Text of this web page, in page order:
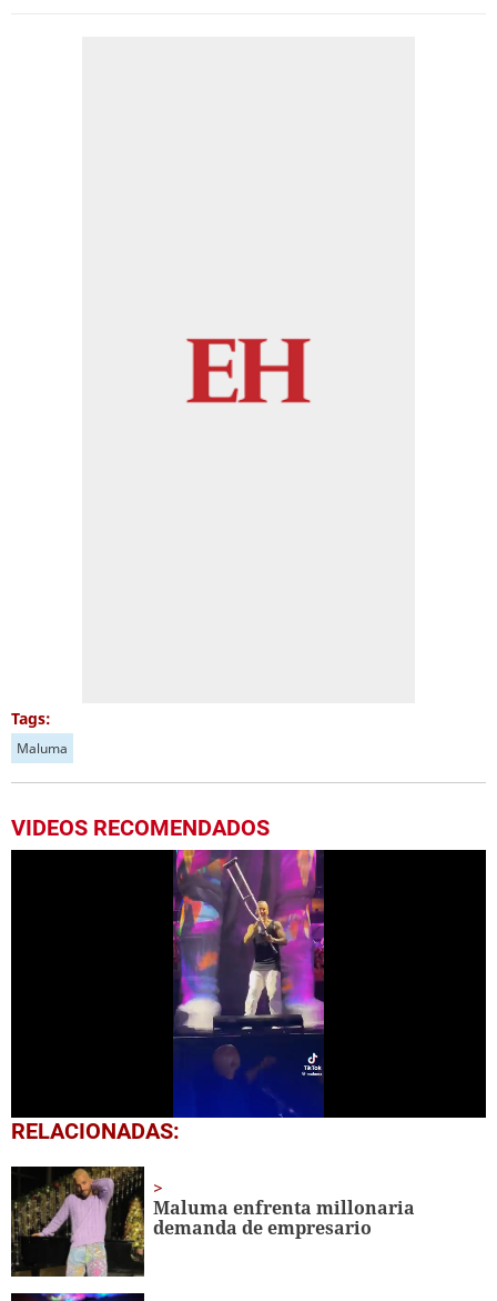
Tags:
Maluma
VIDEOS RECOMENDADOS
0
seconds
seconds
RELACIONADAS:
Maluma enfrenta millonaria
demanda de empresario